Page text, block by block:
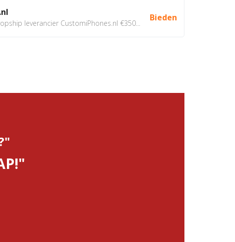
leverancier CustomiPhones.nl €350...
Bieden